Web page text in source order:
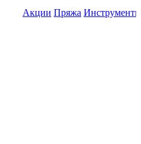
Акции Пряжа Инструменты